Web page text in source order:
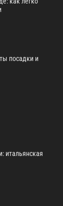
посадки и
итальянская